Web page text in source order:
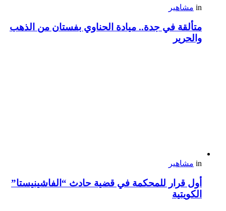
in مشاهير
متألقة في جدة.. ميادة الحناوي بفستان من الذهب
والحرير
in مشاهير
أول قرار للمحكمة في قضية حادث “الفاشينيستا”
الكويتية